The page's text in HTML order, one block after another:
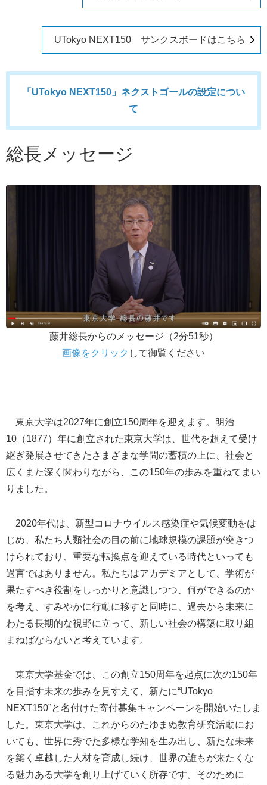
UTokyo NEXT150 サンクスボードはこちら
「UTokyo NEXT150」ネクストゴールの設定につい
て
総長メッセージ
藤井総長からのメッセージ（2分51秒）
画像をクリック して御覧ください
東京大学は2027年に創立150周年を迎えます。明治
10（1877）年に創立された東京大学は、世代を超えて受け
継ぎ発展させてきたさまざまな学問の蓄積の上に、社会と
広くまた深く関わりながら、この150年の歩みを重ねてまい
りました。
2020年代は、新型コロナウイルス感染症や気候変動をは
じめ、私たち人類社会の目の前に地球規模の課題が突きつ
けられており、重要な転換点を迎えている時代といっても
過言ではありません。私たちはアカデミアとして、学術が
果たすべき役割をしっかりと意識しつつ、何ができるのか
を考え、すみやかに行動に移すと同時に、過去から未来に
わたる長期的な視野に立って、新しい社会の構築に取り組
まねばならないと考えています。
東京大学基金では、この創立150周年を起点に次の150年
を目指す未来の歩みを見すえて、新たに“UTokyo
NEXT150”と名付けた寄付募集キャンペーンを開始いたしま
した。東京大学は、これからのたゆまぬ教育研究活動にお
いても、世界に秀でた多様な学知を生み出し、新たな未来
を築く卓越した人材を育成し続け、世界の誰もが来たくな
る魅力ある大学を創り上げていく所存です。そのために